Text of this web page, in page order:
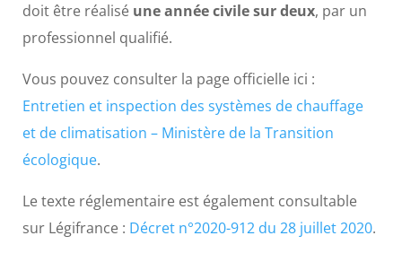
doit être réalisé une année civile sur deux, par un
professionnel qualifié.
Vous pouvez consulter la page officielle ici :
Entretien et inspection des systèmes de chauffage
et de climatisation – Ministère de la Transition
écologique.
Le texte réglementaire est également consultable
sur Légifrance : Décret n°2020-912 du 28 juillet 2020.